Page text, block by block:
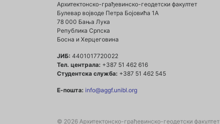
Архитектонско-грађевинско-геодетски факултет
Булевар војводе Петра Бојовића 1A
78 000 Бања Лука
Република Српска
Босна и Херцеговина
ЈИБ: 4401017720022
Тел. централа: +387 51 462 616
Студентска служба: +387 51 462 545
Е-пошта: info@aggf.unibl.org
© 2026 Архитектонско-грађевинско-геодетски факултет